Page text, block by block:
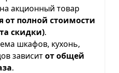
акционный товар
от полной стоимости
скидки).
шкафов, кухонь,
зависитот общей
.